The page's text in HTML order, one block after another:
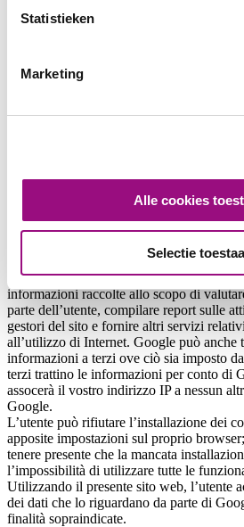
Statistieken
Marketing
Alle cookies
Selectie
Questo sito web utilizza Google
web fornito da Google, Inc. (“Google”).
depositati sul vostro computer per
cookie sull’utilizzo di questo sito web
memorizzate. Tuttavia, in caso di
dell’IP su questo sito web, il vostro
europea o in altri Paesi aderenti
Solo in casi eccezionali l’indirizzo IP
server di Google negli Stati Uniti e lì
informazioni raccolte allo scopo di
parte dell’utente, compilare report sulle
gestori del sito e fornire altri servizi
all’utilizzo di Internet. Google può anche
informazioni a terzi ove ciò sia imposto
terzi trattino le informazioni per conto di
assocerà il vostro indirizzo IP a nessun
Google.
L’utente può rifiutare l’installazione dei
apposite impostazioni sul proprio
tenere presente che la mancata
l’impossibilità di utilizzare tutte le
Utilizzando il presente sito web, l’utente
dei dati che lo riguardano da parte di
finalità sopraindicate.